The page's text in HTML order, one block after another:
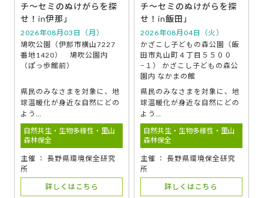
チ～セミのぬけがらを探
せ！in伊那」
2026年08月03日（月）
鳩吹公園（伊那市横山7227
番地1420） 鳩吹公園内
（ぽっ歩館前）
県民のみなさまを対象に、地
球温暖化が身近な自然にどの
よう…
自然共生・生物多様性・里山
森林保全
主催 ： 長野県環境保全研究
所
詳しくはこちら
チ～セミのぬけがらを探
せ！in飯田」
2026年08月04日（火）
かざこし子どもの森公園（飯
田市丸山町４丁目５５００
−１） かざこし子どもの森公
園内 なかまの館
県民のみなさまを対象に、地
球温暖化が身近な自然にどの
よう…
自然共生・生物多様性・里山
森林保全
主催 ： 長野県環境保全研究
所
詳しくはこちら